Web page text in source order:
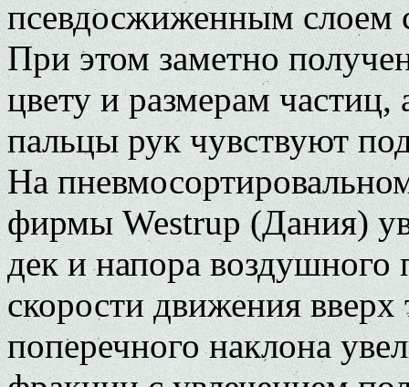
псевдосжиженным слоем
При этом заметно
цвету и размерам
пальцы рук чувствуют
На
фирмы Westrup (Дания)
дек и напора
скорости движения
поперечного наклона